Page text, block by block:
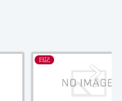
日記